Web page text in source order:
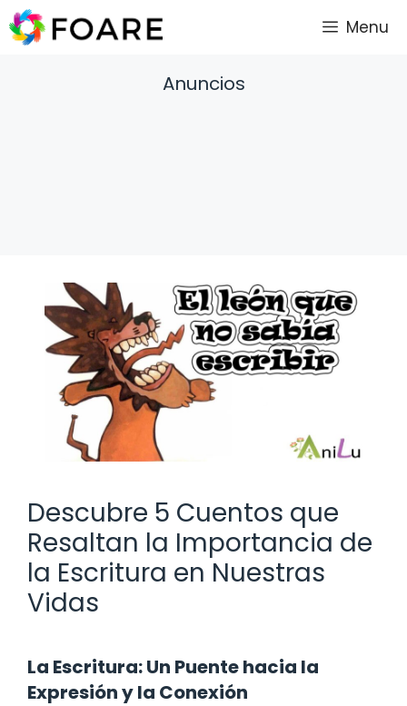
Saltar
al
Menu
Anuncios
Descubre 5 Cuentos que
Resaltan la Importancia de
la Escritura en Nuestras
Vidas
La Escritura: Un Puente hacia la
Expresión y la Conexión